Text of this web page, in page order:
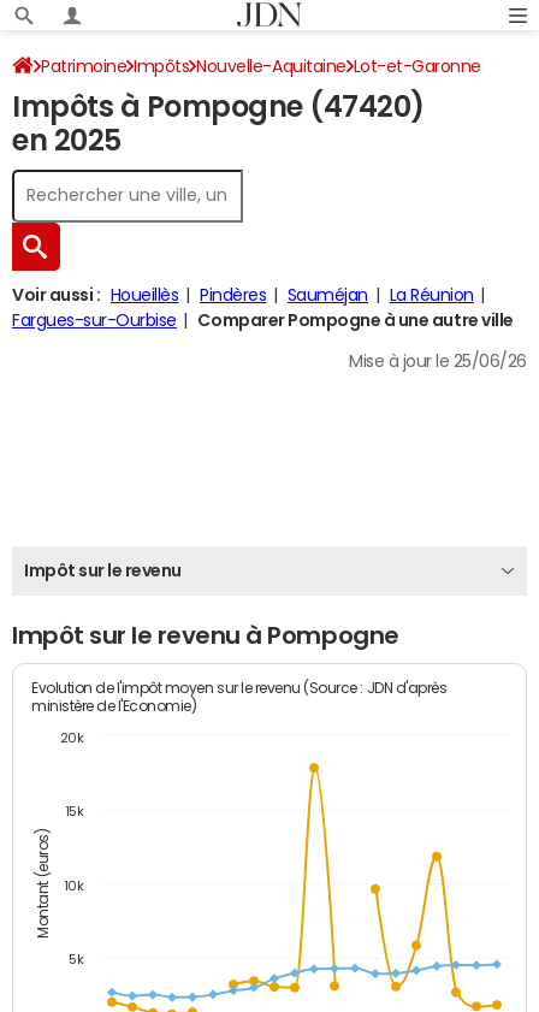
Patrimoine Impôts Nouvelle-Aquitaine Lot-et-Garonne
Pompogne Impôt sur le revenu
Impôts à Pompogne (47420)
en 2025
Voir aussi : Houeillès Pindères Sauméjan
La Réunion
Fargues-sur-Ourbise
Comparer Pompogne à une autre ville
Mise à jour le 25/06/26
Impôt sur le revenu
Impôt sur le revenu à Pompogne
Montant (euros)
Evolution de l'impôt moyen sur le revenu (Source : JDN d'après
ministère de l'Economie)
5k
10k
15k
20k